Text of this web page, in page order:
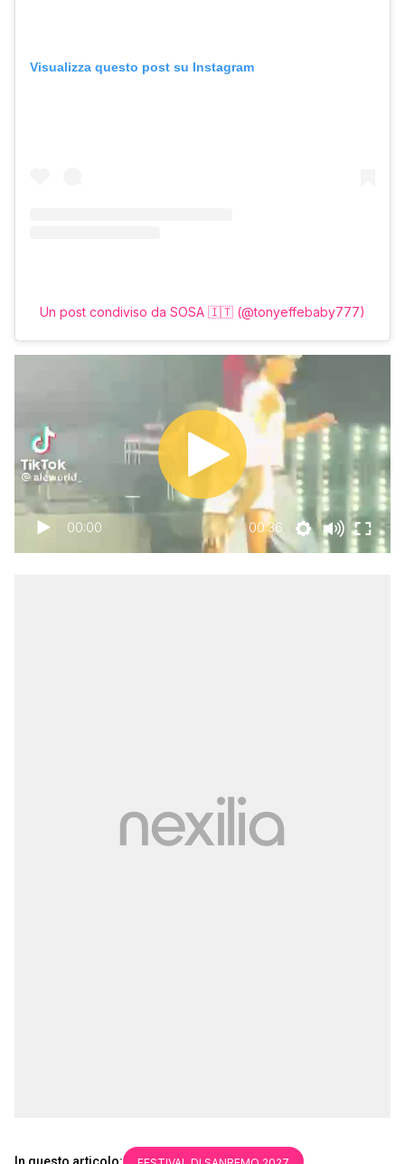
Visualizza questo post su Instagram
Un post condiviso da SOSA 🇮🇹 (@tonyeffebaby777)
00:00 00:36